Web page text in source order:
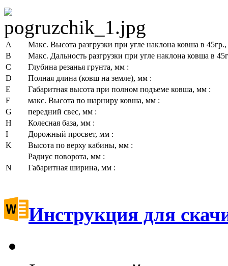
A
Макс. Высота разгрузки при угле наклона ковша в
B
Макс. Дальность разгрузки при угле наклона ковша в
C
Глубина резанья грунта, мм :
D
Полная длина (ковш на земле), мм :
Е
Габаритная высота при полном подъеме ковша, мм :
F
макс. Высота по шарниру ковша, мм :
G
передний свес, мм :
H
Колесная база, мм :
I
Дорожный просвет, мм :
K
Высота по верху кабины, мм :
Радиус поворота, мм :
N
Габаритная ширина, мм :
Инструкция для